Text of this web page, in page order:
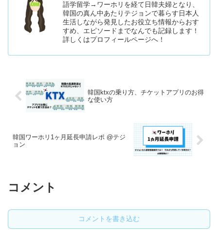
語学留学→ワーホリを経て日韓夫婦となり、
韓国の真ん中あたりテジョンで暮らす日本人
生活しながら発見したお役立ち情報からおす
すめ、エピソードまでなんでも記録します！
詳しくはプロフィールページへ！
韓国ktxの乗り方、チケットアプリのお得
な使い方
韓国ワーホリ1ヶ月延長申請レポ @テジ
ョン
コメント
コメントを書き込む